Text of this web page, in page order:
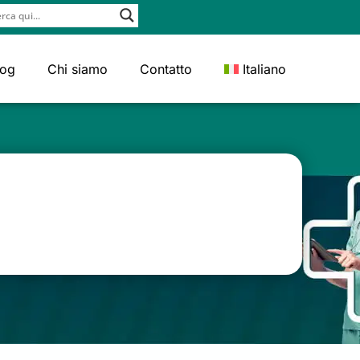
Chi siamo Contatto Italiano